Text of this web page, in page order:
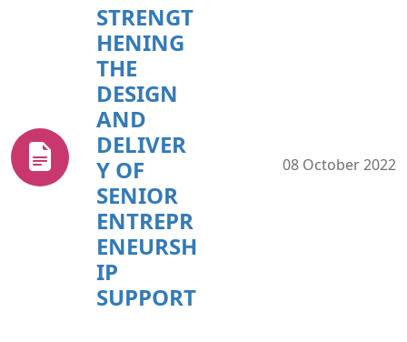
STRENGT
HENING
THE
DESIGN
AND
DELIVER
Y OF
SENIOR
ENTREPR
ENEURSH
IP
SUPPORT
08 October 2022